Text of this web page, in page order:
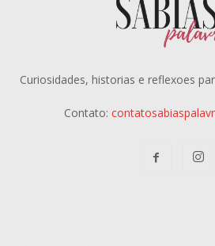
Curiosidades, historias e reflexoes
Contato: